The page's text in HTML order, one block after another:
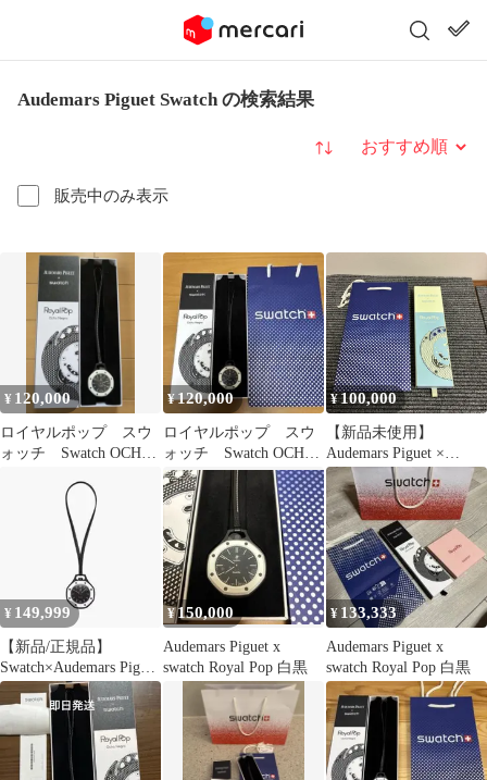
Audemars Piguet Swatch の検索結果
販売中のみ表示
並び替え
¥ 120,000
ロイヤルポップ スウ
ォッチ Swatch OCHO
¥120,000
ロイヤルポップ スウ
ォッチ Swatch OCHO
NEGRO白黒
¥100,000
【新品未使用】
Audemars Piguet ×
Swatch 『Royal Pop』
Blaue Acht
¥ 149,999
【新品/正規品】
Swatch×Audemars Piguet
Royal Pop
¥150,000
Audemars Piguet x
swatch Royal Pop 白黒
¥ 133,333
Audemars Piguet x
swatch Royal Pop 白黒